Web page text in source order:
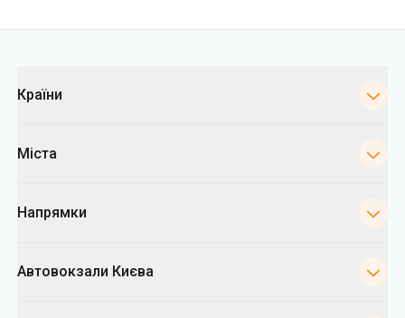
Країни
Міста
Напрямки
Автовокзали Києва